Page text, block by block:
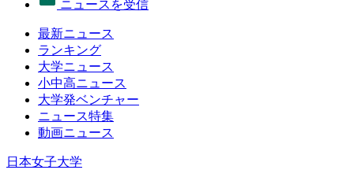
ニュースを受信
最新ニュース
ランキング
大学ニュース
小中高ニュース
大学発ベンチャー
ニュース特集
動画ニュース
日本女子大学